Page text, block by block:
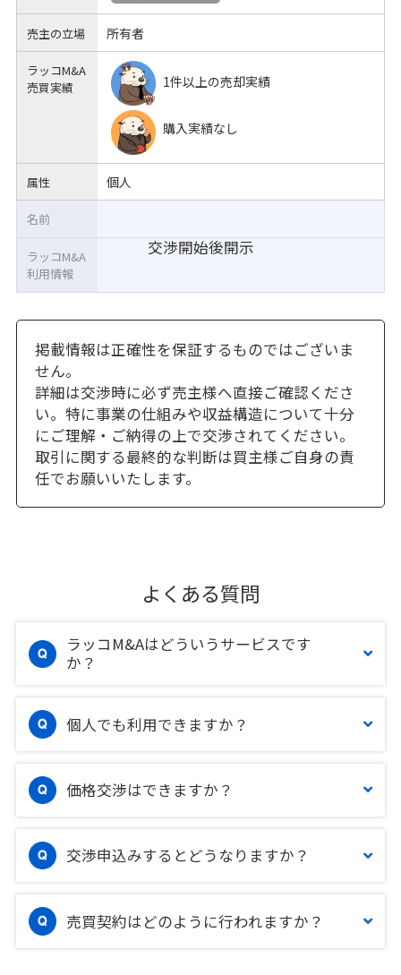
売主の立場 所有者
ラッコM&A
売買実績
1件以上の売却実績
購入実績なし
属性 個人
交渉開始後開示
名前
ラッコM&A
利用情報
掲載情報は正確性を保証するものではございま
せん。
詳細は交渉時に必ず売主様へ直接ご確認くださ
い。特に事業の仕組みや収益構造について十分
にご理解・ご納得の上で交渉されてください。
取引に関する最終的な判断は買主様ご自身の責
任でお願いいたします。
よくある質問
ラッコM&Aはどういうサービスです
か？
個人でも利用できますか？
価格交渉はできますか？
交渉申込みするとどうなりますか？
売買契約はどのように行われますか？